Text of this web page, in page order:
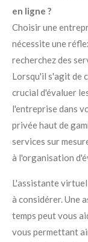
en ligne ?
Choisir une
nécessite une
recherchez des
Lorsqu'il s'agit de
crucial d'évaluer
l'entreprise dans
privée haut de
services sur
à l'organisation
L'assistante
à considérer. Une
temps peut vous
vous permettant